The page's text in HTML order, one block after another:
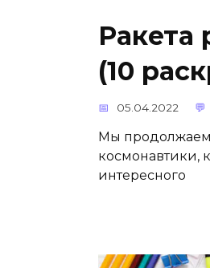
Ракета
(10
05.04.2022
Мы продолжаем
космонавтики,
интересного